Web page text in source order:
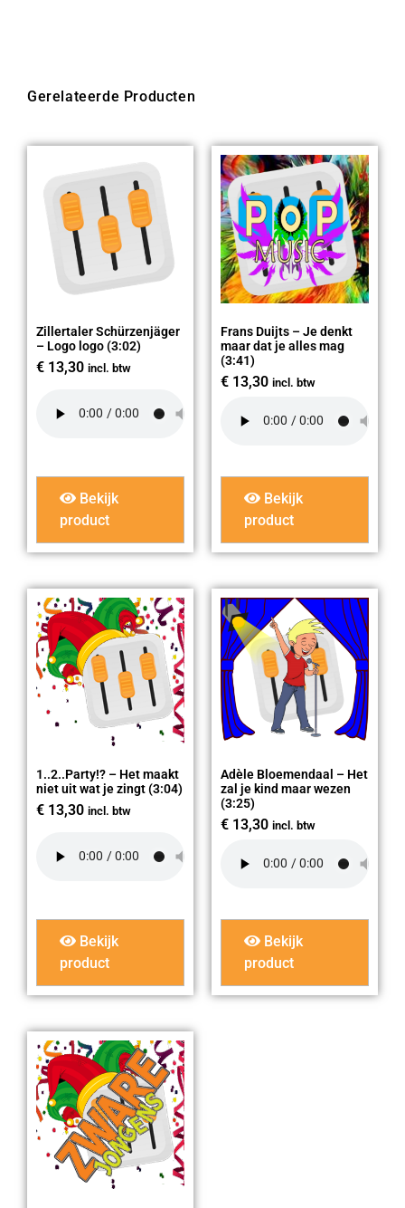
Gerelateerde Producten
Zillertaler Schürzenjäger
– Logo logo (3:02)
€ 13,30 incl. btw
Bekijk
product
Frans Duijts – Je denkt
maar dat je alles mag
(3:41)
€ 13,30 incl. btw
Bekijk
product
1..2..Party!? – Het maakt
niet uit wat je zingt (3:04)
€ 13,30 incl. btw
Bekijk
product
Adèle Bloemendaal – Het
zal je kind maar wezen
(3:25)
€ 13,30 incl. btw
Bekijk
product